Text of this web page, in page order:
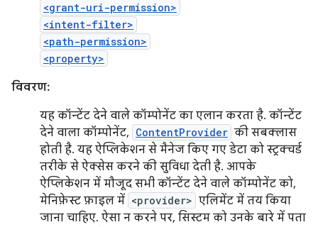
<grant-uri-permission>
<intent-filter>
<path-permission>
<property>
विवरण:
यह कॉन्टेंट देने वाले कॉम्पोनेंट का एलान करता है. कॉन्टेंट
देने वाला कॉम्पोनेंट, ContentProvider की सबक्लास
होती है. यह ऐप्लिकेशन से मैनेज किए गए डेटा को स्ट्रक्चर्ड
तरीके से ऐक्सेस करने की सुविधा देती है. आपके
ऐप्लिकेशन में मौजूद सभी कॉन्टेंट देने वाले कॉम्पोनेंट को,
मेनिफ़ेस्ट फ़ाइल में <provider> एलिमेंट में तय किया
जाना चाहिए. ऐसा न करने पर, सिस्टम को उनके बारे में पता